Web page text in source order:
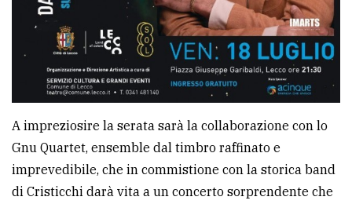
A impreziosire la serata sarà la collaborazione con lo
Gnu Quartet, ensemble dal timbro raffinato e
imprevedibile, che in commistione con la storica band
di Cristicchi darà vita a un concerto sorprendente che